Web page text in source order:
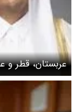
عربستان، قطر و
رایزنی کردند